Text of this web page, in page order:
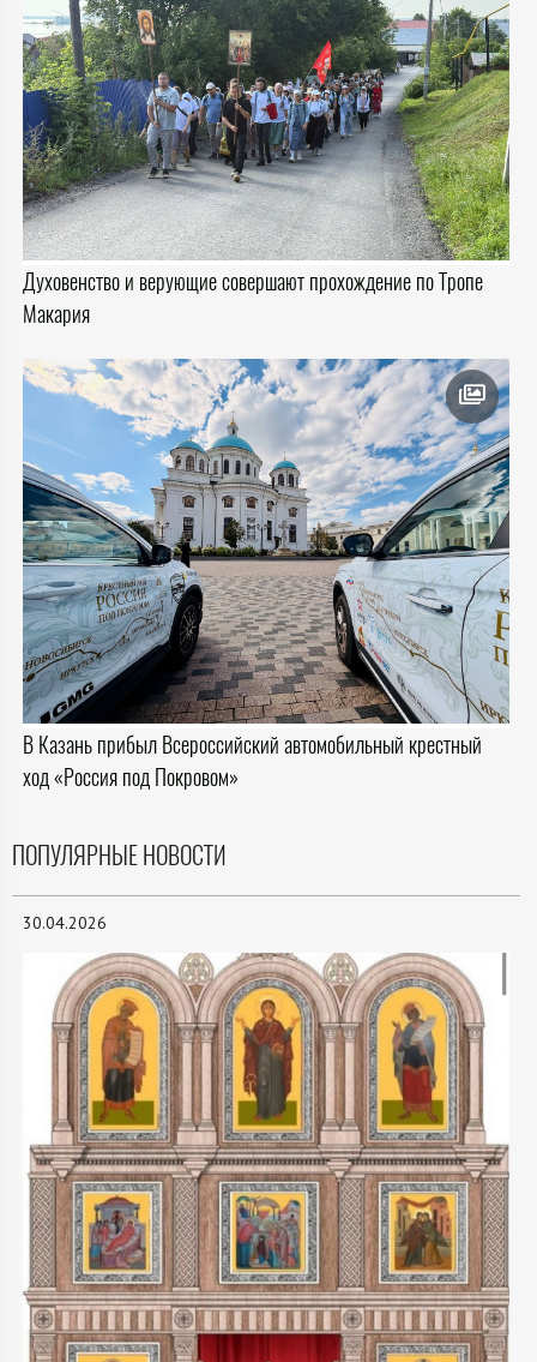
Духовенство и верующие совершают прохождение по Тропе
Макария
В Казань прибыл Всероссийский автомобильный крестный
ход «Россия под Покровом»
ПОПУЛЯРНЫЕ НОВОСТИ
30.04.2026